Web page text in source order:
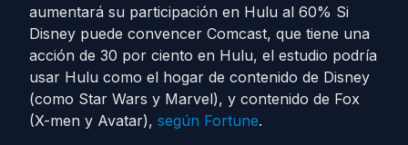
aumentará su participación en Hulu al 60% Si
Disney puede convencer Comcast, que tiene una
acción de 30 por ciento en Hulu, el estudio podría
usar Hulu como el hogar de contenido de Disney
(como Star Wars y Marvel), y contenido de Fox
(X-men y Avatar), según Fortune.